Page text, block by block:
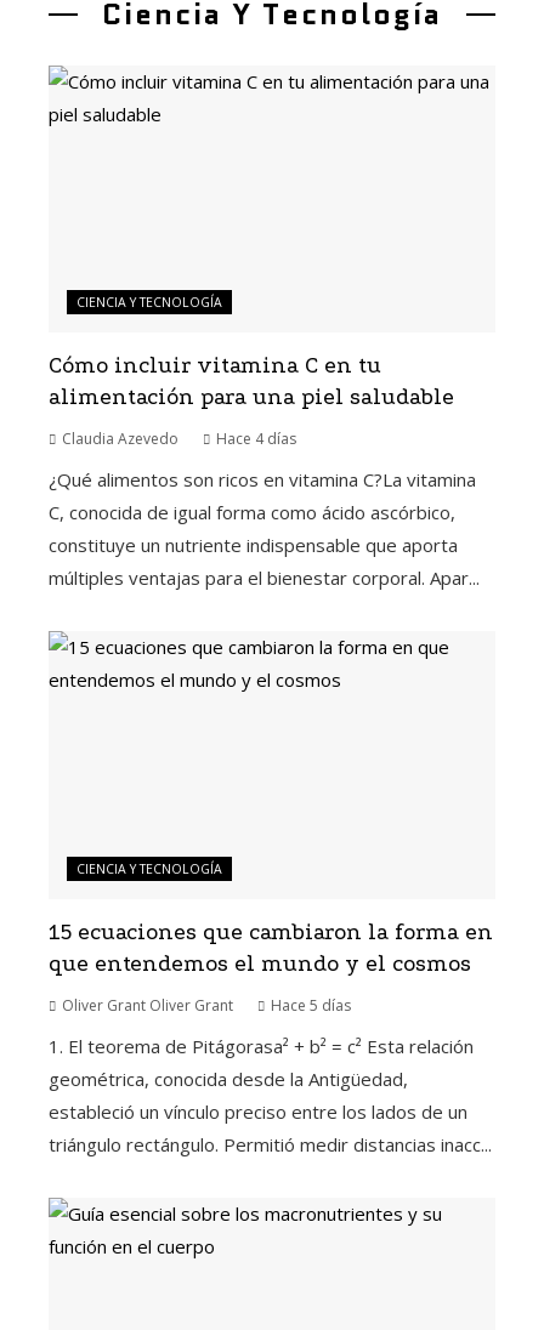
Ciencia Y Tecnología
CIENCIA Y TECNOLOGÍA
Cómo incluir vitamina C en tu
alimentación para una piel saludable
Claudia Azevedo Hace 4 días
¿Qué alimentos son ricos en vitamina C?La vitamina
C, conocida de igual forma como ácido ascórbico,
constituye un nutriente indispensable que aporta
múltiples ventajas para el bienestar corporal. Apar...
CIENCIA Y TECNOLOGÍA
15 ecuaciones que cambiaron la forma en
que entendemos el mundo y el cosmos
Oliver Grant Oliver Grant Hace 5 días
1. El teorema de Pitágorasa² + b² = c² Esta relación
geométrica, conocida desde la Antigüedad,
estableció un vínculo preciso entre los lados de un
triángulo rectángulo. Permitió medir distancias inacc...